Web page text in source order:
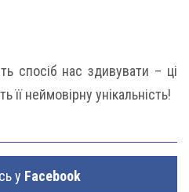
спосіб нас здивувати – ці
неймовірну унікальність!
у Facebook